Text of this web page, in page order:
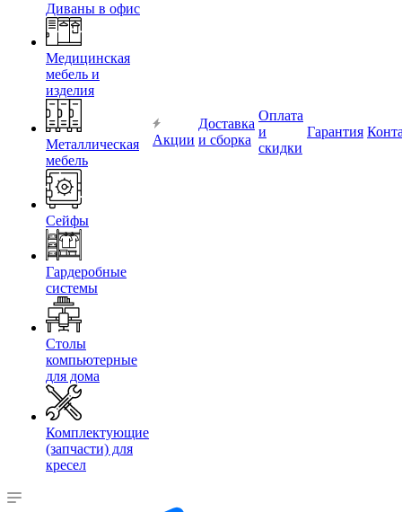
Диваны в офис
Медицинская
мебель и
изделия
Металлическая
мебель
Сейфы
Гардеробные
системы
Столы
компьютерные
для дома
Комплектующие
(запчасти) для
кресел
Акции
Доставка
и сборка
Оплата
и
скидки
Гарантия